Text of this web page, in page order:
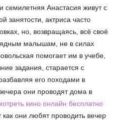
Анастасия живут с
занятости, актриса часто
но, возвращаясь, всё своё
малышам, не в силах
помогает им в учебе,
задания, старается с
его походами в
они проводят дома в
кино онлайн бесплатно
как они любят проводить вечер